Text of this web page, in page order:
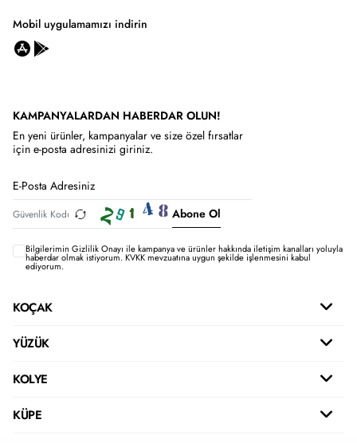
Mobil uygulamamızı indirin
KAMPANYALARDAN HABERDAR OLUN!
En yeni ürünler, kampanyalar ve size özel fırsatlar
için e-posta adresinizi giriniz.
Abone Ol
Bilgilerimin Gizlilik Onayı ile kampanya ve ürünler hakkında iletişim kanalları yoluyla
haberdar olmak istiyorum.KVKK mevzuatına uygun şekilde işlenmesini kabul
ediyorum.
KOÇAK
YÜZÜK
KOLYE
KÜPE